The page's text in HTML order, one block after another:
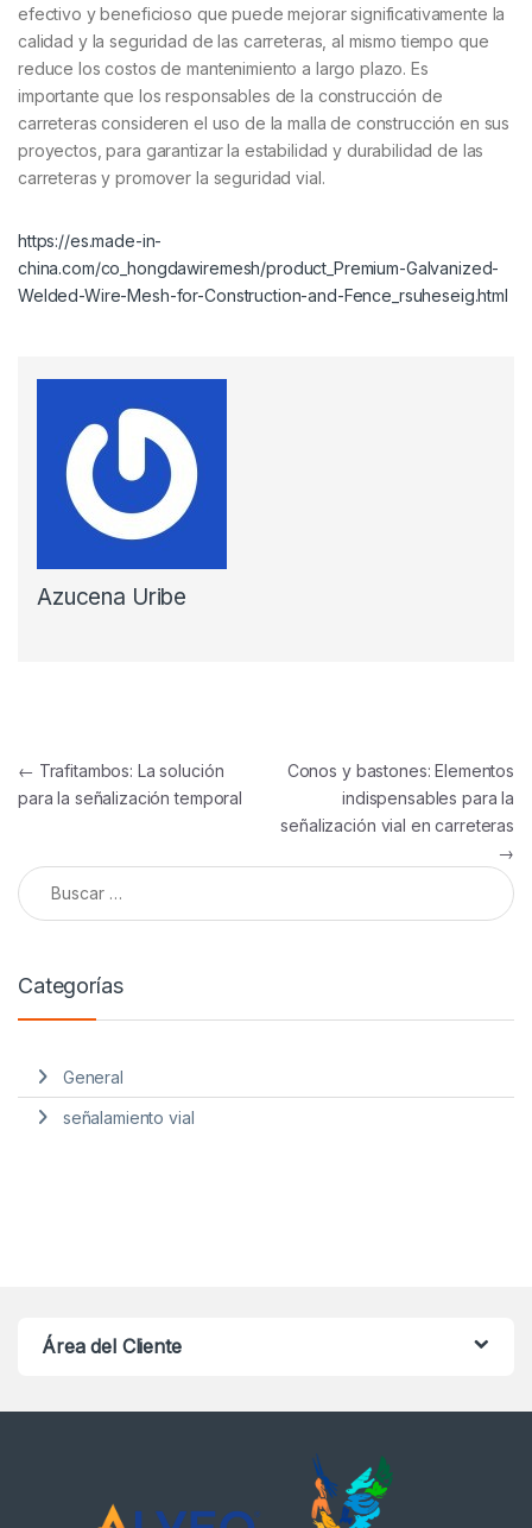
efectivo y beneficioso que puede mejorar significativamente la
calidad y la seguridad de las carreteras, al mismo tiempo que
reduce los costos de mantenimiento a largo plazo. Es
importante que los responsables de la construcción de
carreteras consideren el uso de la malla de construcción en sus
proyectos, para garantizar la estabilidad y durabilidad de las
carreteras y promover la seguridad vial.
https://es.made-in-
china.com/co_hongdawiremesh/product_Premium-Galvanized-
Welded-Wire-Mesh-for-Construction-and-Fence_rsuheseig.html
Azucena Uribe
Navegación de entradas
← Trafitambos: La solución
para la señalización temporal
Conos y bastones: Elementos
indispensables para la
señalización vial en carreteras
→
Buscar:
Categorías
General
señalamiento vial
Área del Cliente